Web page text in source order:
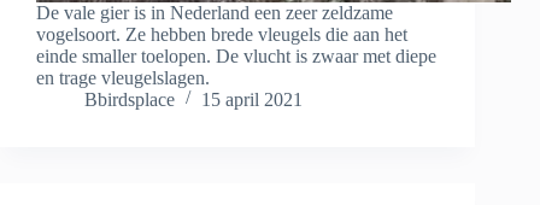
De vale gier is in Nederland een zeer zeldzame
vogelsoort. Ze hebben brede vleugels die aan het
einde smaller toelopen. De vlucht is zwaar met diepe
en trage vleugelslagen.
Bbirdsplace
15 april 2021